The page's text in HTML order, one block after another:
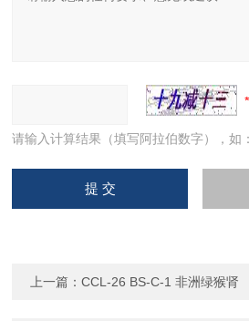
请输入计算结果（填写阿拉伯数字），如
上一篇：CCL-26 BS-C-1 非洲绿猴肾